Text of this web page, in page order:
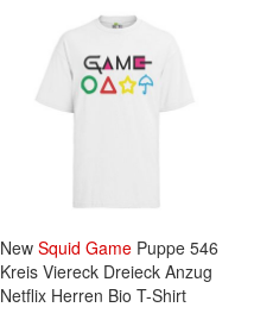
New Squid Game Puppe 546
Kreis Viereck Dreieck Anzug
Netflix Herren Bio T-Shirt